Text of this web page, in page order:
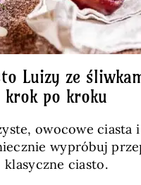
Luizy ze
krok po kroku
owocowe ciasta
wypróbuj
klasyczne ciasto.